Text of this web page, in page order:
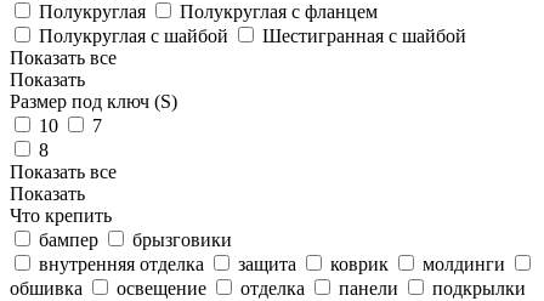
Полукруглая
Полукруглая с фланцем
Полукруглая с шайбой
Шестигранная с шайбой
Показать все
Показать
Размер под ключ (S)
10
7
8
Показать все
Показать
Что крепить
бампер
брызговики
внутренняя отделка
защита коврик
молдинги
обшивка
освещение отделка панели
подкрылки